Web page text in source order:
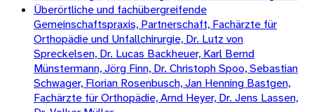
Überörtliche und fachübergreifende
Gemeinschaftspraxis, Partnerschaft, Fachärzte für
Orthopädie und Unfallchirurgie, Dr. Lutz von
Spreckelsen, Dr. Lucas Backheuer, Karl Bernd
Münstermann, Jörg Finn, Dr. Christoph Spoo, Sebastian
Schwager, Florian Rosenbusch, Jan Henning Bastgen,
Fachärzte für Orthopädie, Arnd Heyer, Dr. Jens Lassen,